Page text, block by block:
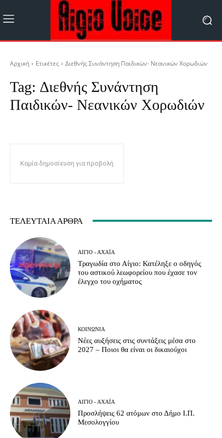
Αρχική Ετικέτες Διεθνής Συνάντηση Παιδικών- Νεανικών Χορωδιών
Tag: Διεθνής Συνάντηση
Παιδικών- Νεανικών Χορωδιών
Καμία δημοσίευση για προβολή
ΤΕΛΕΥΤΑΊΑ ΆΡΘΡΑ
ΑΊΓΙΟ - ΑΧΑΪ́Α
Τραγωδία στο Αίγιο: Κατέληξε ο οδηγός
του αστικού λεωφορείου που έχασε τον
έλεγχο του οχήματος
ΚΟΙΝΩΝΊΑ
Νέες αυξήσεις στις συντάξεις μέσα στο
2027 – Ποιοι θα είναι οι δικαιούχοι
ΑΊΓΙΟ - ΑΧΑΪ́Α
Προσλήψεις 62 ατόμων στο Δήμο Ι.Π.
Μεσολογγίου